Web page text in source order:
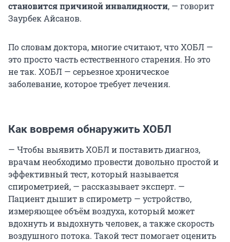
становится причиной инвалидности, — говорит
Заурбек Айсанов.
По словам доктора, многие считают, что ХОБЛ —
это просто часть естественного старения. Но это
не так. ХОБЛ — серьезное хроническое
заболевание, которое требует лечения.
Как вовремя обнаружить ХОБЛ
— Чтобы выявить ХОБЛ и поставить диагноз,
врачам необходимо провести довольно простой и
эффективный тест, который называется
спирометрией, — рассказывает эксперт. —
Пациент дышит в спирометр — устройство,
измеряющее объём воздуха, который может
вдохнуть и выдохнуть человек, а также скорость
воздушного потока. Такой тест помогает оценить